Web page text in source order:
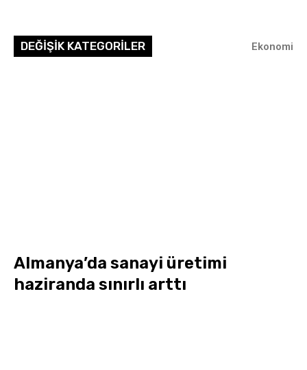
DEĞİŞİK KATEGORİLER Ekonomi
Almanya’da sanayi üretimi
haziranda sınırlı arttı